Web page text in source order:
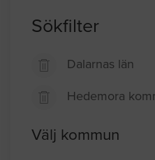
Sökfilter
Dalarnas län
Hedemora
Välj kommun